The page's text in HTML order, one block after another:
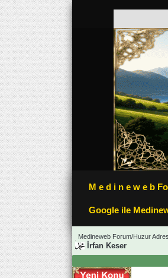
M e d i n e w e b
Google ile
Medineweb Forum/Huzur
İrfan Keser